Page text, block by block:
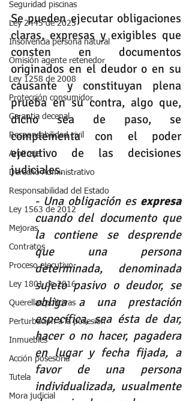
Seguridad piscinas
Ley 2445 de 2025
Insolvencia persona natural
Omisión agente retenedor
Ley 1258 de 2008
Protección consumidor
Garantia decenal
Responsabilidad civil
Arbitraje
Derecho Administrativo
Responsabilidad del Estado
Ley 1563 de 2012
Mejoras
Contratos
Proceso ejecutivo
Ley 1801 de 2016
Querellas policivas
Perturbación a la posesión
Inmuebles
Acción posesoria
Tutela
Mora judicial
Se pueden ejecutar obligaciones
claras, expresas y exigibles que
consten en documentos
originados en el deudor o en su
causante y constituyan plena
prueba en su contra, algo que,
dicho sea de paso, se
complementa con el poder
ejecutivo de las decisiones
judiciales.
- Una obligación es expresa
cuando del documento que
la contiene se desprende
que una persona
determinada, denominada
sujeto pasivo o deudor, se
obliga a una prestación
específica, sea ésta de dar,
hacer o no hacer, pagadera
en lugar y fecha fijada, a
favor de una persona
individualizada, usualmente